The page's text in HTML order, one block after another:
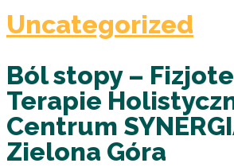
Uncategorized
Ból stopy –
Terapie
Centrum
Zielona Góra